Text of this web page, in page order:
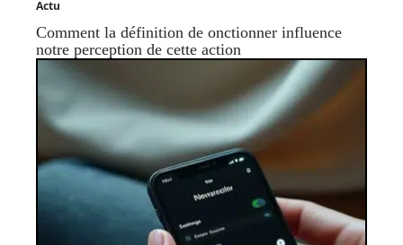
Actu
Comment la définition de onctionner influence
notre perception de cette action